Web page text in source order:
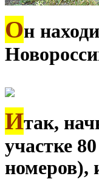
Он
Итак,
участке
номеров),